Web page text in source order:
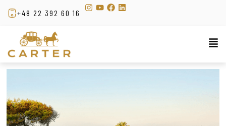
+48 22 392 60 16